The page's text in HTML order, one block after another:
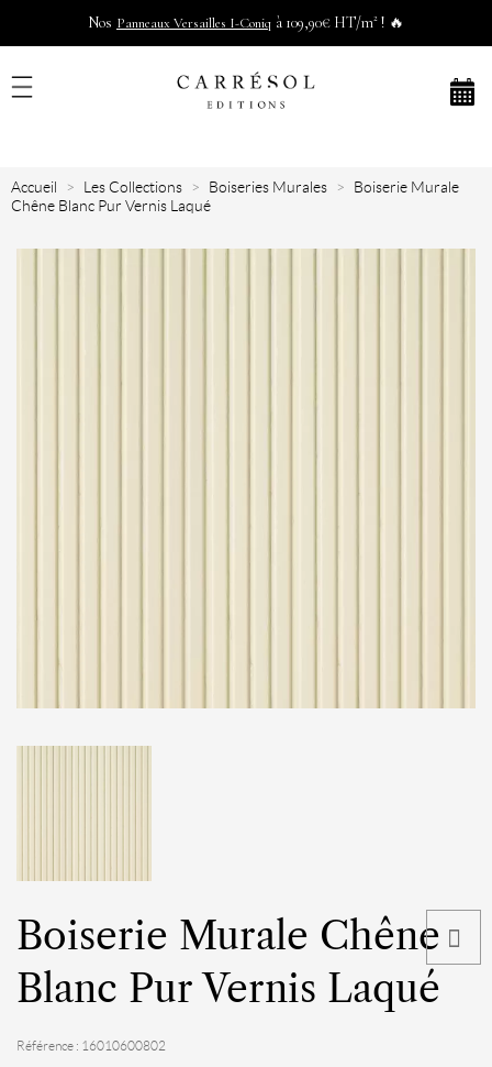
Nos Panneaux Versailles I-Coniq à 109,90€ HT/m² ! 🔥
Accueil Les Collections Boiseries Murales
Boiserie Murale
Chêne Blanc Pur Vernis Laqué
Boiserie Murale Chêne
Blanc Pur Vernis Laqué
Référence : 16010600802